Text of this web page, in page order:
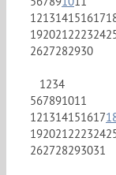
121314151617
192021222324
2627282930
1234
567891011
121314151617
192021222324
262728293031